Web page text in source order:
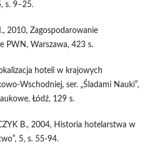
s. 9–25.
2010, Zagospodarowanie
PWN, Warszawa, 423 s.
hoteli w krajowych
Wschodniej, ser. „Śladami Nauki”,
Łódź, 129 s.
B., 2004, Historia hotelarstwa w
5, s. 55-94.